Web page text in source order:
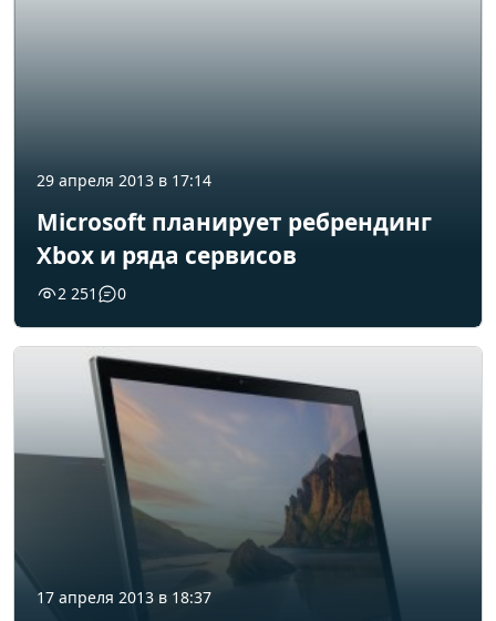
29 апреля 2013 в 17:14
Microsoft планирует ребрендинг
Xbox и ряда сервисов
2 251 0
17 апреля 2013 в 18:37